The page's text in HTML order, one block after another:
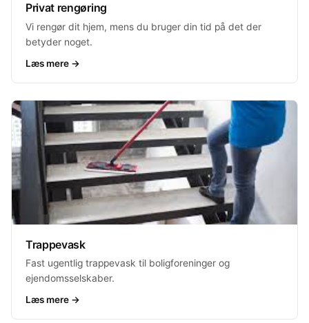
Privat rengøring
Vi rengør dit hjem, mens du bruger din tid på det der
betyder noget.
Læs mere →
Trappevask
Fast ugentlig trappevask til boligforeninger og
ejendomsselskaber.
Læs mere →